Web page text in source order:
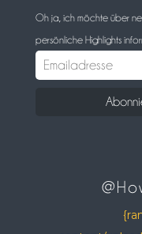
Oh ja, ich möchte über
persönliche Highlights